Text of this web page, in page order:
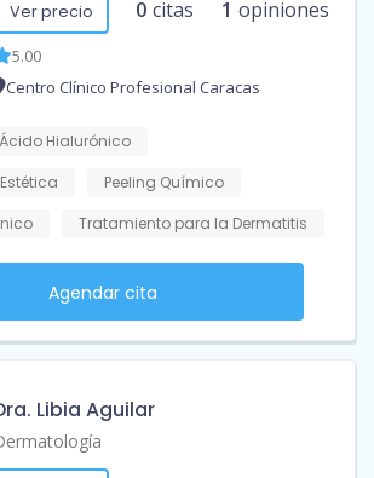
Ver precio 0 citas 1 opiniones
5.00
Centro Clínico Profesional Caracas
Hialurónico
Peeling Químico
Tratamiento para la Dermatitis
Agendar cita
Libia Aguilar